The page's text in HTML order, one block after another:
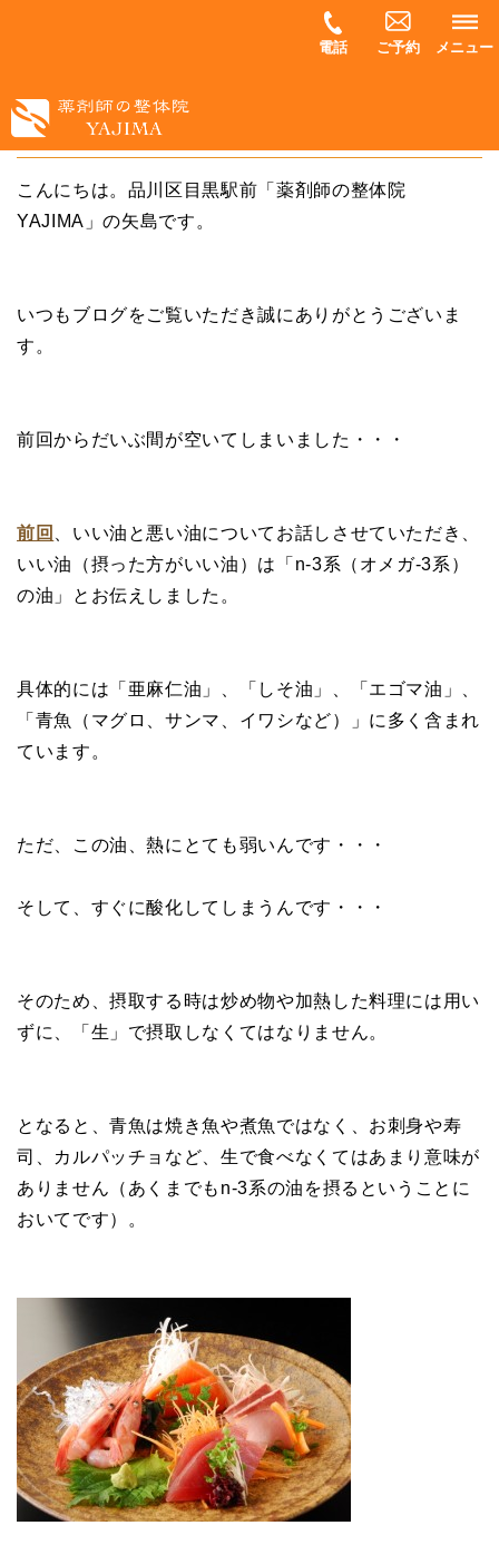
電話 ご予約 メニュー
正月太りの解消法、教えます その５
こんにちは。品川区目黒駅前「薬剤師の整体院
YAJIMA」の矢島です。
いつもブログをご覧いただき誠にありがとうございま
す。
前回からだいぶ間が空いてしまいました・・・
前回
、いい油と悪い油についてお話しさせていただき、
いい油（摂った方がいい油）は「n-3系（オメガ-3系）
の油」とお伝えしました。
具体的には「亜麻仁油」、「しそ油」、「エゴマ油」、
「青魚（マグロ、サンマ、イワシなど）」に多く含まれ
ています。
ただ、この油、熱にとても弱いんです・・・
そして、すぐに酸化してしまうんです・・・
そのため、摂取する時は炒め物や加熱した料理には用い
ずに、「生」で摂取しなくてはなりません。
となると、青魚は焼き魚や煮魚ではなく、お刺身や寿
司、カルパッチョなど、生で食べなくてはあまり意味が
ありません（あくまでもn-3系の油を摂るということに
おいてです）。